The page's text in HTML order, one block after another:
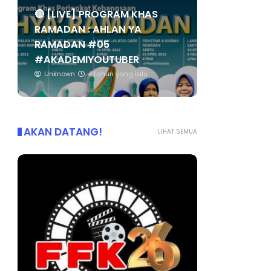
🔴 [LIVE] PROGRAM KHAS
RAMADAN : AHLAN YA
RAMADAN #05
#AKADEMIYOUTUBER
Unknown 4 tahun yang lalu
LIHAT SEMUA
AKAN DATANG!